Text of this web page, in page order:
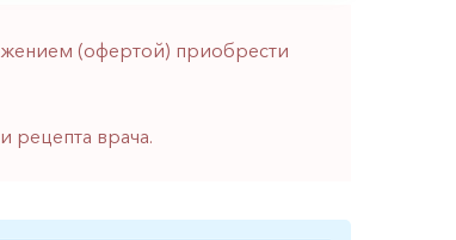
(офертой) приобрести
рецепта врача.